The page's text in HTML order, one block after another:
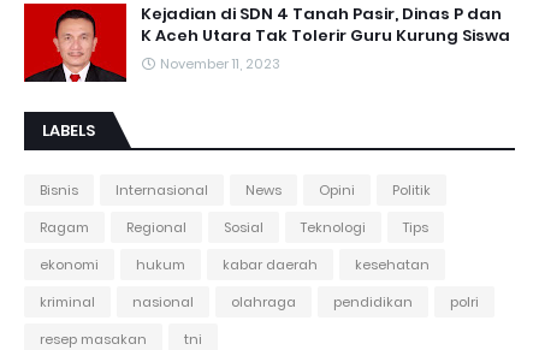
Kejadian di SDN 4 Tanah Pasir, Dinas P dan
K Aceh Utara Tak Tolerir Guru Kurung Siswa
November 11, 2023
LABELS
Bisnis Internasional News Opini
Politik
Ragam
Regional Sosial Teknologi
Tips
ekonomi
hukum kabar daerah
kesehatan
kriminal
nasional olahraga pendidikan
polri
resep masakan
tni